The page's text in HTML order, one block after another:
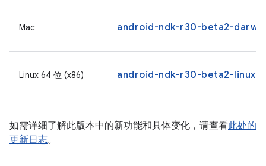
Mac android-ndk-r30-beta2-
Linux 64 位 (x86) android-ndk-r30-beta2-
如需详细了解此版本中的新功能和具体变化，请查看此处的
更新日志。